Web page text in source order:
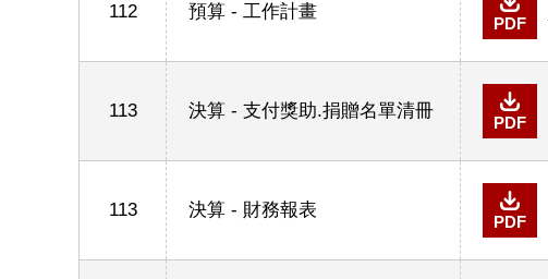
112 預算 - 工作計畫
PDF
113 決算 - 支付獎助.捐贈名單清冊
PDF
113 決算 - 財務報表
PDF